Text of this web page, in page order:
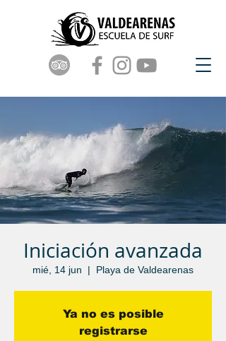
Iniciación avanzada
mié, 14 jun
  |
Playa de Valdearenas
Ya no es posible
registrarse